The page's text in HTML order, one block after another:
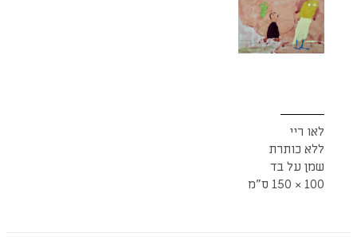
לאו ריי
ללא כותרת
שמן על בד
100 × 150 ס"מ